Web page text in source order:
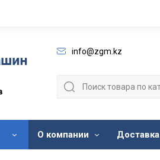
info@zgm.kz
О компании Доставка